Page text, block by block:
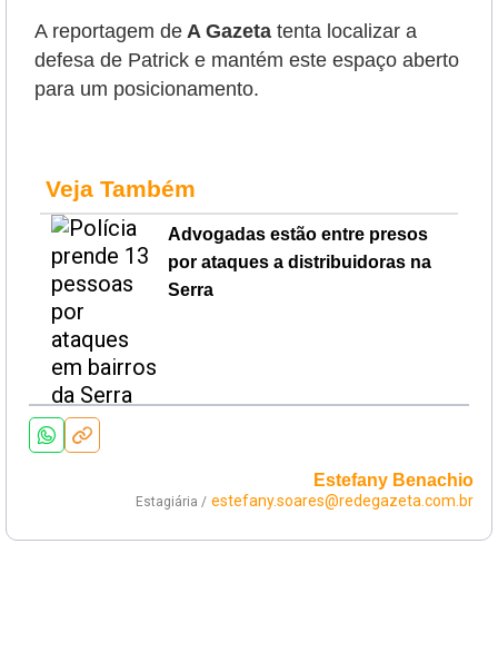
A reportagem de A Gazeta tenta localizar a
defesa de Patrick e mantém este espaço aberto
para um posicionamento.
Veja Também
Advogadas estão entre presos
por ataques a distribuidoras na
Serra
Estefany Benachio
Estagiária / estefany.soares@redegazeta.com.br